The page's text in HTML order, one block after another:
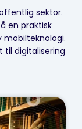
sektor.
en praktisk
til digitalisering